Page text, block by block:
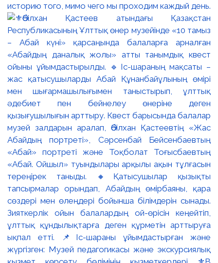
историю того, мимо чего мы проходим каждый день.